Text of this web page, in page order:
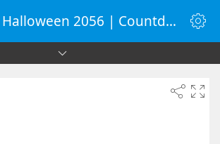
Wann ist Halloween 2056 | Countdown-Timer | WebUhr.de